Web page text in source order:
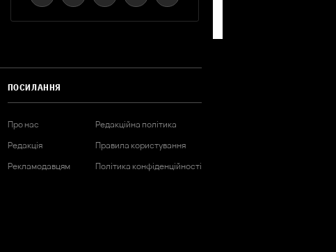
ПОСИЛАННЯ
Про нас
Редакція
Рекламодавцям
Редакційна політика
Правила користування
Політика конфіденційності